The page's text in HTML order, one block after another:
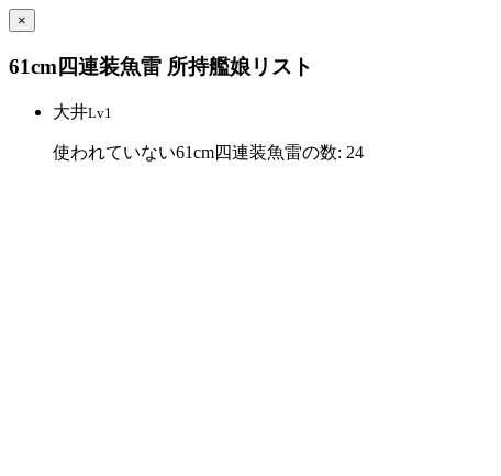
×
61cm四連装魚雷 所持艦娘リスト
大井Lv1
使われていない61cm四連装魚雷の数: 24